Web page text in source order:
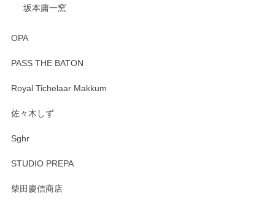
坂本庸一窯
OPA
PASS THE BATON
Royal Tichelaar Makkum
佐々木しず
Sghr
STUDIO PREPA
柴田慶信商店